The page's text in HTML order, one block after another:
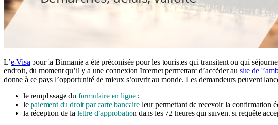
L’e-Visa pour la Birmanie a été préconisée pour les touristes qui transitent ou qui
endroit, du moment qu’il y a une connexion Internet permettant d’accéder au site de
donne à ce pays l’opportunité de mieux s’ouvrir au monde. Les demandeurs peuvent
le remplissage du formulaire en ligne ;
le paiement du droit par carte bancaire leur permettant de recevoir la confirmation
la réception de la lettre d’approbation dans les 72 heures qui suivent si requête